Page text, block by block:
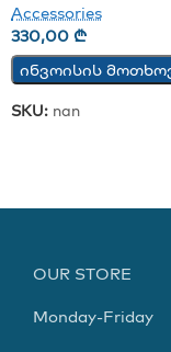
Accessories
330,00 ₾
ინვოისის
SKU: nan
OUR STORE
Monday-Friday